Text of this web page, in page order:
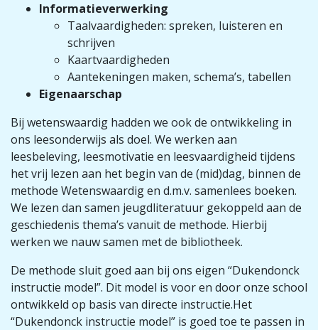
Informatieverwerking
Taalvaardigheden: spreken, luisteren en
schrijven​
Kaartvaardigheden​
Aantekeningen maken, schema’s, tabellen​
Eigenaarschap
Bij wetenswaardig hadden we ook de ontwikkeling in
ons leesonderwijs als doel. We werken aan
leesbeleving, leesmotivatie en leesvaardigheid tijdens
het vrij lezen aan het begin van de (mid)dag, binnen de
methode Wetenswaardig en d.m.v. samenlees boeken.
We lezen dan samen jeugdliteratuur gekoppeld aan de
geschiedenis thema’s vanuit de methode. Hierbij
werken we nauw samen met de bibliotheek.
De methode sluit goed aan bij ons eigen “Dukendonck
instructie model”. Dit model is voor en door onze school
ontwikkeld op basis van directe instructie.Het
“Dukendonck instructie model” is goed toe te passen in